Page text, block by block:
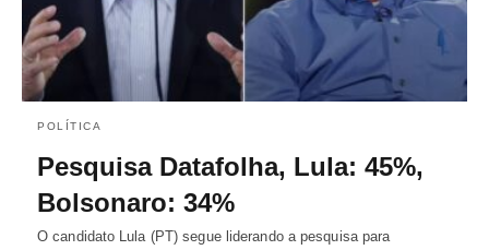
POLÍTICA
Pesquisa Datafolha, Lula: 45%,
Bolsonaro: 34%
O candidato Lula (PT) segue liderando a pesquisa para